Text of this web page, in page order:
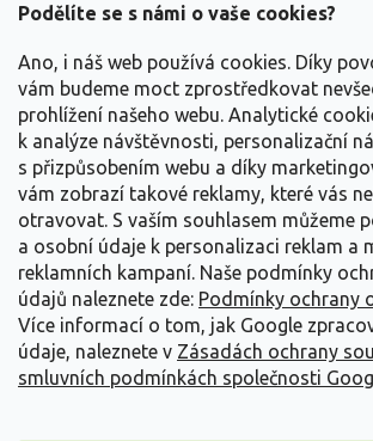
Podělíte se s námi o vaše cookies?
Ano, i náš web používá cookies. Díky
vám budeme moct zprostředkovat
prohlížení našeho webu. Analytické
k analýze návštěvnosti, personalizační
s přizpůsobením webu a díky
vám zobrazí takové reklamy, které vás
otravovat. S vaším souhlasem můžeme
a osobní údaje k personalizaci reklam a
reklamních kampaní. Naše podmínky
údajů naleznete zde: Podmínky ochrany
Více informací o tom, jak Google
údaje, naleznete v Zásadách ochrany
smluvních podmínkách společnosti
Vše o nákupu
Informace pro Vás
Kontakujte nás